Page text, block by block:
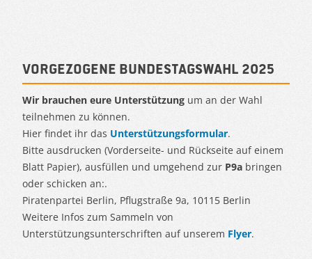
Vorgezogene Bundestagswahl 2025
Wir brauchen eure Unterstützung um an der Wahl
teilnehmen zu können.
Hier findet ihr das Unterstützungsformular.
Bitte ausdrucken (Vorderseite- und Rückseite auf einem
Blatt Papier), ausfüllen und umgehend zur P9a bringen
oder schicken an:.
Piratenpartei Berlin, Pflugstraße 9a, 10115 Berlin
Weitere Infos zum Sammeln von
Unterstützungsunterschriften auf unserem Flyer.